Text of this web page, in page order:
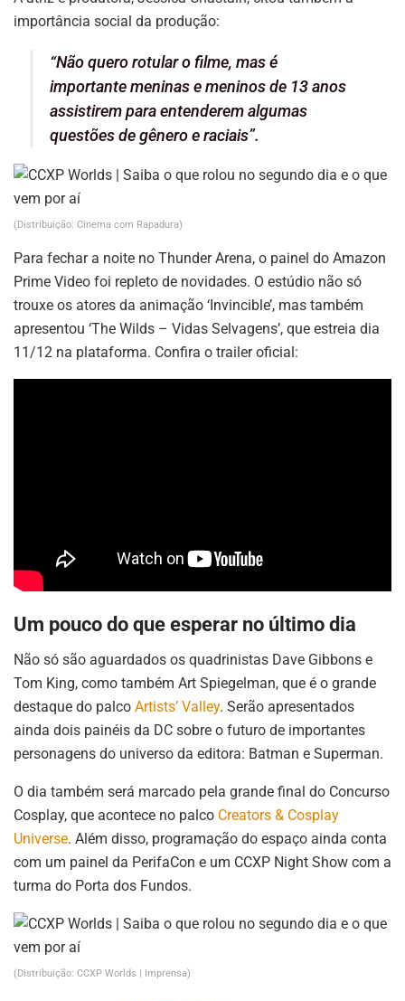
importância social da produção:
“Não quero rotular o filme, mas é
importante meninas e meninos de 13 anos
assistirem para entenderem algumas
questões de gênero e raciais”.
(Distribuição: Cinema com Rapadura)
Para fechar a noite no Thunder Arena, o painel do Amazon
Prime Video foi repleto de novidades. O estúdio não só
trouxe os atores da animação ‘Invincible’, mas também
apresentou ‘The Wilds – Vidas Selvagens’, que estreia dia
11/12 na plataforma. Confira o trailer oficial:
Um pouco do que esperar no último dia
Não só são aguardados os quadrinistas Dave Gibbons e
Tom King, como também Art Spiegelman, que é o grande
destaque do palco Artists’ Valley. Serão apresentados
ainda dois painéis da DC sobre o futuro de importantes
personagens do universo da editora: Batman e Superman.
O dia também será marcado pela grande final do Concurso
Cosplay, que acontece no palco Creators & Cosplay
Universe. Além disso, programação do espaço ainda conta
com um painel da PerifaCon e um CCXP Night Show com a
turma do Porta dos Fundos.
(Distribuição: CCXP Worlds | Imprensa)